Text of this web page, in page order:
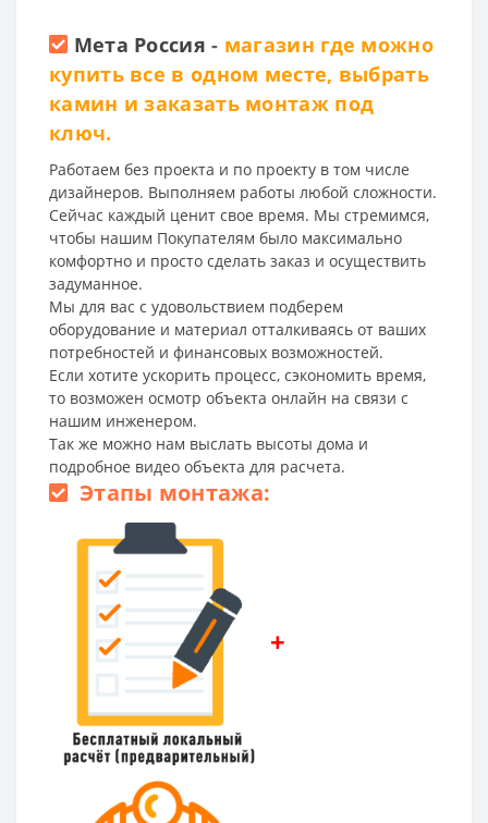
Мета Россия - магазин где можно
купить все в одном месте, выбрать
камин и заказать монтаж под
ключ.
Работаем без проекта и по проекту в том числе
дизайнеров. Выполняем работы любой сложности.
Сейчас каждый ценит свое время. Мы стремимся,
чтобы нашим Покупателям было максимально
комфортно и просто сделать заказ и осуществить
задуманное.
Мы для вас с удовольствием подберем
оборудование и материал отталкиваясь от ваших
потребностей и финансовых возможностей.
Если хотите ускорить процесс, сэкономить время,
то возможен осмотр объекта онлайн на связи с
нашим инженером.
Так же можно нам выслать высоты дома и
подробное видео объекта для расчета.
Этапы монтажа:
+